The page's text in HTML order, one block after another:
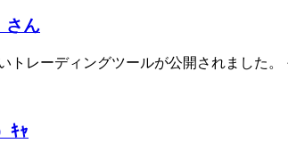
さん
トレーディングツールが公開されました。
ｷｬ